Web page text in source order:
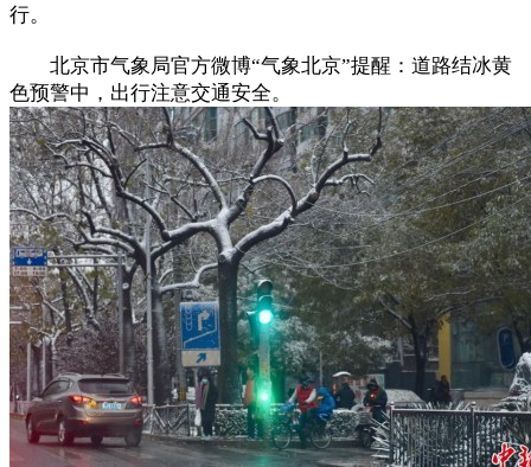
行。
北京市气象局官方微博“气象北京”提醒：道路结冰黄
色预警中，出行注意交通安全。